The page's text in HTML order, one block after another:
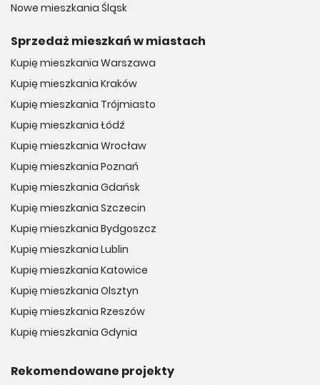
Nowe mieszkania Śląsk
Sprzedaż mieszkań w miastach
Kupię mieszkania Warszawa
Kupię mieszkania Kraków
Kupię mieszkania Trójmiasto
Kupię mieszkania Łódź
Kupię mieszkania Wrocław
Kupię mieszkania Poznań
Kupię mieszkania Gdańsk
Kupię mieszkania Szczecin
Kupię mieszkania Bydgoszcz
Kupię mieszkania Lublin
Kupię mieszkania Katowice
Kupię mieszkania Olsztyn
Kupię mieszkania Rzeszów
Kupię mieszkania Gdynia
Rekomendowane projekty